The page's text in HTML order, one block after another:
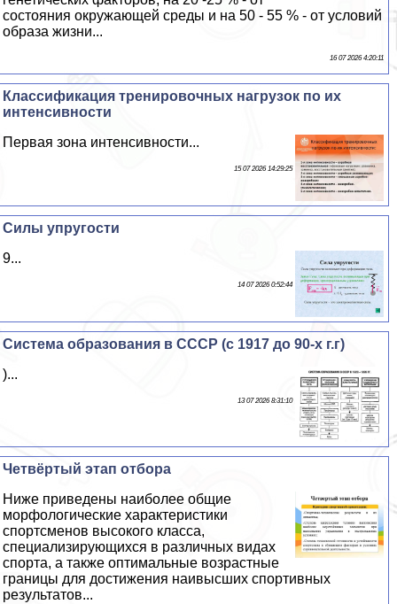
состояния окружающей среды и на 50 - 55 % - от условий
образа жизни...
16 07 2026 4:20:11
Классификация тренировочных нагрузок по их
интенсивности
Первая зона интенсивности...
15 07 2026 14:29:25
Силы упругости
9...
14 07 2026 0:52:44
Система образования в СССР (с 1917 до 90-х г.г)
)...
13 07 2026 8:31:10
Четвёртый этап отбора
Ниже приведены наиболее общие
морфологические хаpaктеристики
спортсменов высокого класса,
специализирующихся в различных видах
спорта, а также оптимальные возрастные
границы для достижения наивысших спортивных
результатов...